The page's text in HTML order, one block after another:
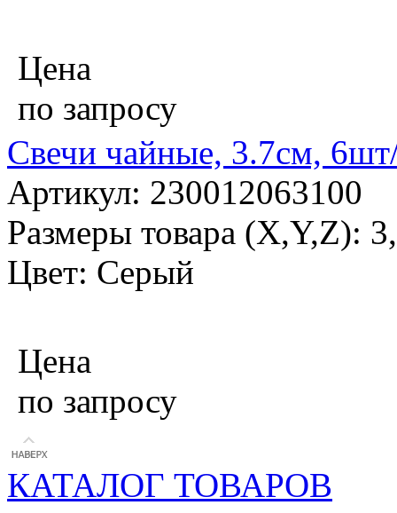
Цена
по запросу
Свечи чайные, 3.7см,
Артикул: 230012063100
Размеры товара (X,Y,Z):
Цвет: Серый
Цена
по запросу
КАТАЛОГ ТОВАРОВ